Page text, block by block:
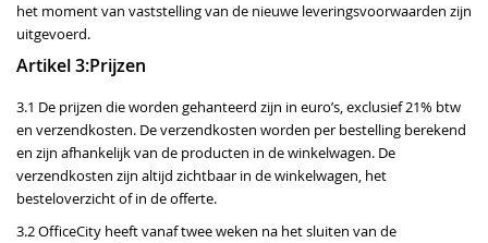
het moment van vaststelling van de nieuwe leveringsvoorwaarden zijn
uitgevoerd.
Artikel 3:Prijzen
3.1 De prijzen die worden gehanteerd zijn in euro’s, exclusief 21% btw
en verzendkosten. De verzendkosten worden per bestelling berekend
en zijn afhankelijk van de producten in de winkelwagen. De
verzendkosten zijn altijd zichtbaar in de winkelwagen, het
besteloverzicht of in de offerte.
3.2 OfficeCity heeft vanaf twee weken na het sluiten van de